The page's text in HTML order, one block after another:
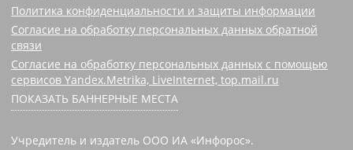
Политика конфиденциальности и защиты информации
Согласие на обработку персональных данных обратной
связи
Согласие на обработку персональных данных с помощью
сервисов Yandex.Metrika, LiveInternet, top.mail.ru
ПОКАЗАТЬ БАННЕРНЫЕ МЕСТА
Учредитель и издатель ООО ИА «Инфорос».